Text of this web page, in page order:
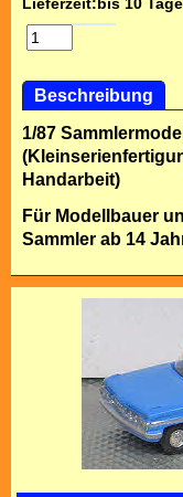
Beschreibung
1/87 Sammlermodell
Handarbeit)
Für Modellbauer
Sammler ab 14